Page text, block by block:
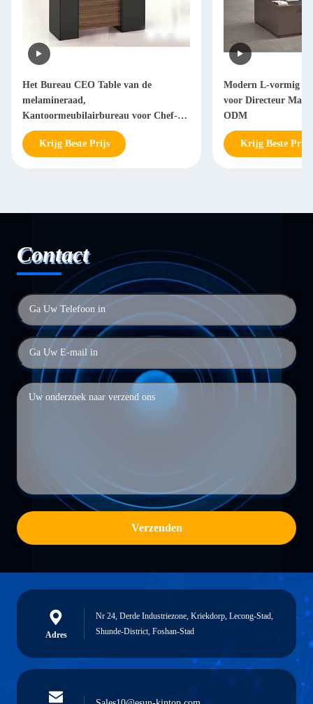
Het Bureau CEO Table van de
melamineraad,
Kantoormeubilairbureau voor Chef-
Manager
Krijg Beste Prijs
Modern L-vormig
voor Directeur
ODM
Krijg Beste Prijs
Contact
Verzenden
Adres
Nr 24, Derde Industriezone, Kriekdorp, Lecong-Stad,
Shunde-District, Foshan-Stad